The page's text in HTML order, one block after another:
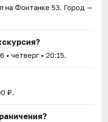
на Фонтанке 53. Город —
• четверг • 20:15.
₽.